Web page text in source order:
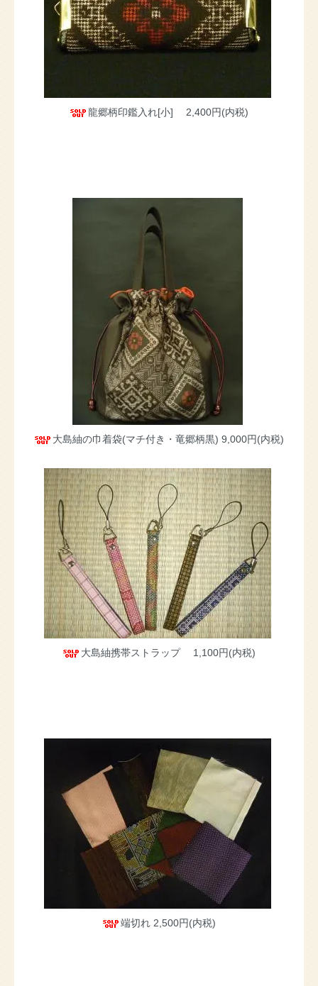
龍郷柄印鑑入れ[小] 2,400円(内税)
大島紬の巾着袋(マチ付き・竜郷柄黒) 9,000円(内税)
大島紬携帯ストラップ 1,100円(内税)
端切れ2,500円(内税)